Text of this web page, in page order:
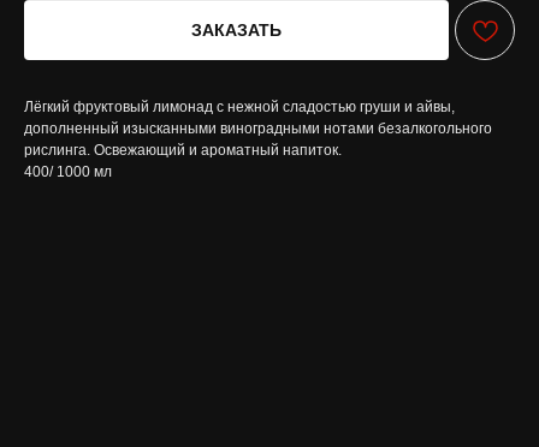
ЗАКАЗАТЬ
Лёгкий фруктовый лимонад с нежной сладостью груши и айвы,
дополненный изысканными виноградными нотами безалкогольного
рислинга. Освежающий и ароматный напиток.
400/ 1000 мл